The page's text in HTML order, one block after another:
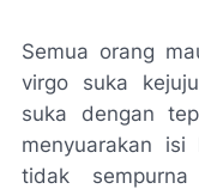
Semua orang
virgo suka
suka dengan
menyuarakan isi
tidak